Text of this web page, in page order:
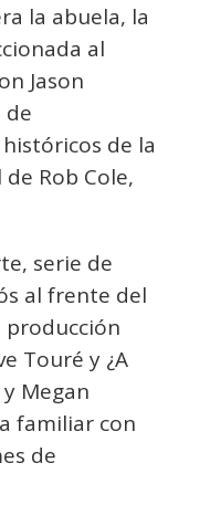
la abuela, la
al
Jason
de
de la
Rob Cole,
serie de
al frente del
producción
Touré y ¿A
Megan
familiar con
de